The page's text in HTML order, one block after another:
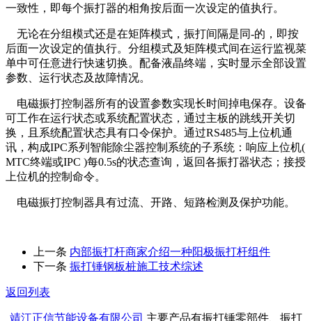
一致性，即每个振打器的相角按后面一次设定的值执行。
无论在分组模式还是在矩阵模式，振打间隔是同-的，即按
后面一次设定的值执行。分组模式及矩阵模式间在运行监视菜
单中可任意进行快速切换。配备液晶终端，实时显示全部设置
参数、运行状态及故障情况。
电磁振打控制器所有的设置参数实现长时间掉电保存。设备
可工作在运行状态或系统配置状态，通过主板的跳线开关切
换，且系统配置状态具有口令保护。通过RS485与上位机通
讯，构成IPC系列智能除尘器控制系统的子系统：响应上位机(
MTC终端或IPC )每0.5s的状态查询，返回各振打器状态；接授
上位机的控制命令。
电磁振打控制器具有过流、开路、短路检测及保护功能。
上一条 内部振打杆商家介绍一种阳极振打杆组件
下一条 振打锤钢板桩施工技术综述
返回列表
靖江正信节能设备有限公司 主要产品有振打锤零部件、振打